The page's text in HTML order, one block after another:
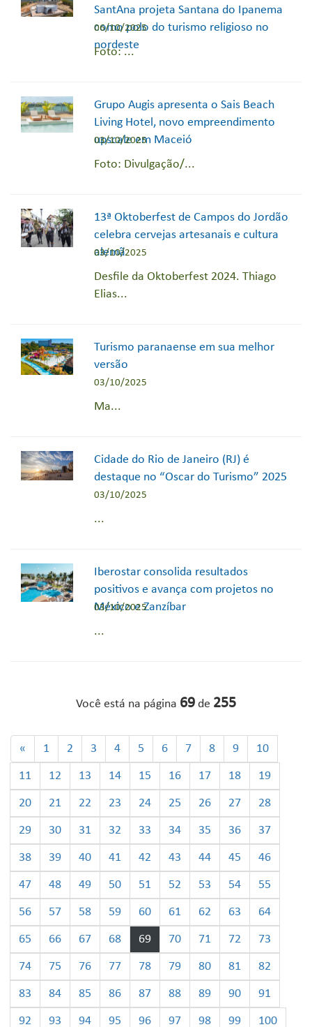
SantAna projeta Santana do Ipanema
como polo do turismo religioso no
nordeste
06/10/2025
Foto: ...
Grupo Augis apresenta o Sais Beach
Living Hotel, novo empreendimento
upscale em Maceió
03/10/2025
Foto: Divulgação/...
13ª Oktoberfest de Campos do Jordão
celebra cervejas artesanais e cultura
alemã
03/10/2025
Desfile da Oktoberfest 2024. Thiago
Elias...
Turismo paranaense em sua melhor
versão
03/10/2025
Ma...
Cidade do Rio de Janeiro (RJ) é
destaque no “Oscar do Turismo” 2025
03/10/2025
...
Iberostar consolida resultados
positivos e avança com projetos no
México e Zanzíbar
03/10/2025
...
Você está na página 69 de 255
« 1 2 3 4 5 6 7 8 9 10
11 12 13 14 15 16 17 18 19
20 21 22 23 24 25 26 27 28
29 30 31 32 33 34 35 36 37
38 39 40 41 42 43 44 45 46
47 48 49 50 51 52 53 54 55
56 57 58 59 60 61 62 63 64
65 66 67 68 69 70 71 72 73
74 75 76 77 78 79 80 81 82
83 84 85 86 87 88 89 90 91
92 93 94 95 96 97 98 99 100